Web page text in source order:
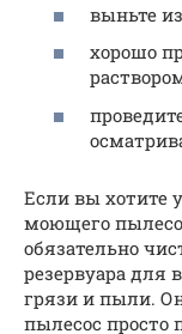
выньте
хорошо
Если вы хотите
моющего
обязательно
резервуара для
грязи и пыли.
пылесос просто